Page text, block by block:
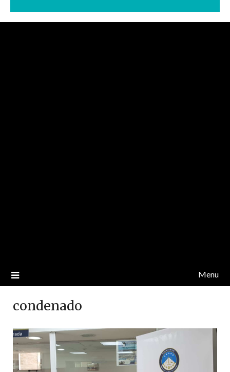
Menu
condenado